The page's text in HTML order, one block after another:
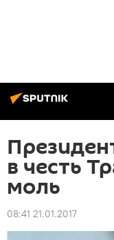
в честь
моль
08:41 21.01.2017